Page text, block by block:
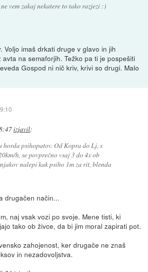
vem zakaj nekatere to tako razjezi :)
Voljo imaš drkati druge v glavo in jih
na semaforjih. Težko pa ti je pospešiti
Gospod ni nič kriv, krivi so drugi. Malo
izjavil:
psihopatov. Od Kopra do Lj, s
h, se povprečno vsaj 3 do 4x ob
nalepi kak psiho 1m za rit, blenda
drugačen način...
naj vsak vozi po svoje. Mene tisti, ki
tako ob živce, da bi jim moral zapirati pot.
zahojenost, ker drugače ne znaš
in nezadovoljstva.